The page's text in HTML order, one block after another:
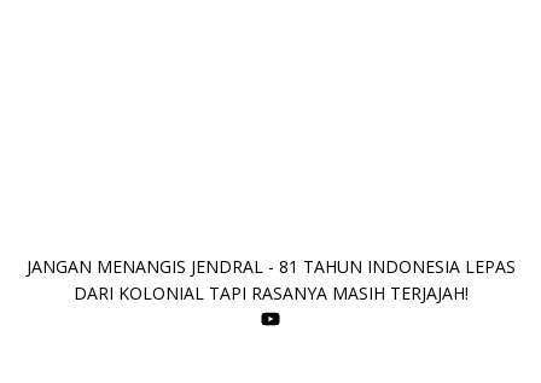
JANGAN MENANGIS JENDRAL - 81 TAHUN INDONESIA LEPAS
DARI KOLONIAL TAPI RASANYA MASIH TERJAJAH!